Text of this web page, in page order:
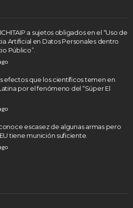
a sujetos obligados en el “Uso de
Artificial en Datos Personales dentro
Público”.
efectos que los científicos temen en
por el fenómeno del “Súper El
escasez de algunas armas pero
tiene munición suficiente.